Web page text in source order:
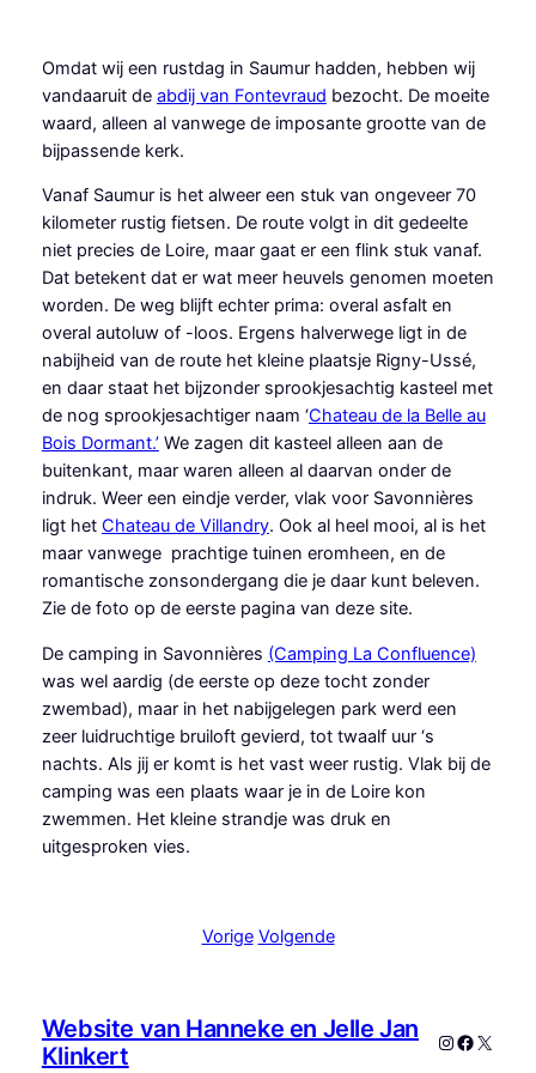
inhoud
Omdat wij een rustdag in Saumur hadden, hebben wij
vandaaruit de abdij van Fontevraud bezocht. De moeite
waard, alleen al vanwege de imposante grootte van de
bijpassende kerk.
Vanaf Saumur is het alweer een stuk van ongeveer 70
kilometer rustig fietsen. De route volgt in dit gedeelte
niet precies de Loire, maar gaat er een flink stuk vanaf.
Dat betekent dat er wat meer heuvels genomen moeten
worden. De weg blijft echter prima: overal asfalt en
overal autoluw of -loos. Ergens halverwege ligt in de
nabijheid van de route het kleine plaatsje Rigny-Ussé,
en daar staat het bijzonder sprookjesachtig kasteel met
de nog sprookjesachtiger naam ‘Chateau de la Belle au
Bois Dormant.’We zagen dit kasteel alleen aan de
buitenkant, maar waren alleen al daarvan onder de
indruk. Weer een eindje verder, vlak voor Savonnières
ligt het Chateau de Villandry. Ook al heel mooi, al is het
maar vanwege prachtige tuinen eromheen, en de
romantische zonsondergang die je daar kunt beleven.
Zie de foto op de eerste pagina van deze site.
De camping in Savonnières (Camping La Confluence)
was wel aardig (de eerste op deze tocht zonder
zwembad), maar in het nabijgelegen park werd een
zeer luidruchtige bruiloft gevierd, tot twaalf uur ‘s
nachts. Als jij er komt is het vast weer rustig. Vlak bij de
camping was een plaats waar je in de Loire kon
zwemmen. Het kleine strandje was druk en
uitgesproken vies.
Vorige Volgende
Website van Hanneke en Jelle Jan
Klinkert
Instagram
X